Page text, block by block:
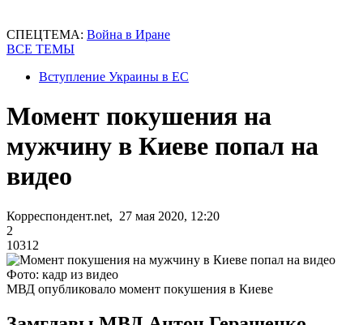
СПЕЦТЕМА: Война в Иране
ВСЕ ТЕМЫ
Вступление Украины в ЕС
Момент покушения на
мужчину в Киеве попал на
видео
Корреспондент.net, 27 мая 2020, 12:20
2
10312
Фото: кадр из видео
МВД опубликовало момент покушения в Киеве